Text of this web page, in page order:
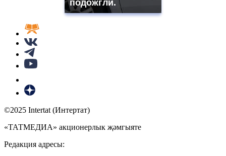
подожгли.
©2025 Intertat (Интертат)
«ТАТМЕДИА» акционерлык җәмгыяте
Редакция адресы: